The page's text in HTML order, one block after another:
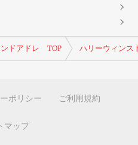
ンドアドレ TOP ハリーウィンス
ポリシー ご利用規約
マップ